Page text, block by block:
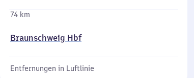
74 km
Braunschweig Hbf
Entfernungen in Luftlinie